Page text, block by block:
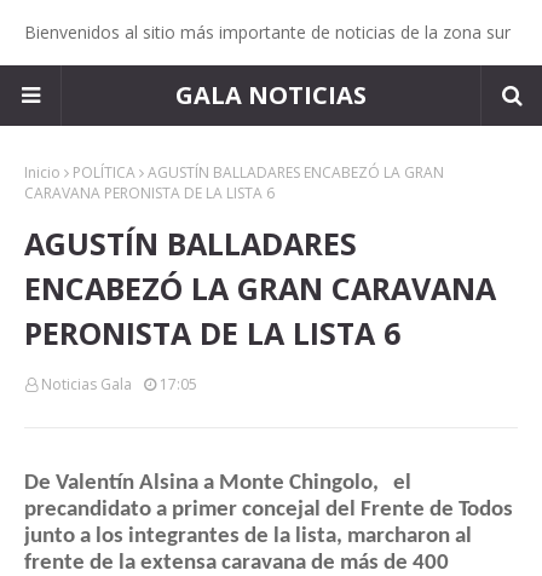
Bienvenidos al sitio más importante de noticias de la zona sur
GALA NOTICIAS
Inicio POLÍTICA AGUSTÍN BALLADARES ENCABEZÓ LA GRAN
CARAVANA PERONISTA DE LA LISTA 6
AGUSTÍN BALLADARES
ENCABEZÓ LA GRAN CARAVANA
PERONISTA DE LA LISTA 6
Noticias Gala 17:05
De Valentín Alsina a Monte Chingolo,   el
precandidato a primer concejal del Frente de Todos
junto a los integrantes de la lista, marcharon al
frente de la extensa caravana de más de 400